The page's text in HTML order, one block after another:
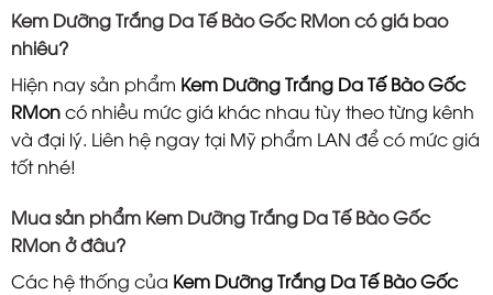
Kem Dưỡng Trắng Da Tế Bào Gốc RMon có giá bao
nhiêu?
Hiện nay sản phẩm Kem Dưỡng Trắng Da Tế Bào Gốc
RMoncó nhiều mức giá khác nhau tùy theo từng kênh
và đại lý. Liên hệ ngay tại Mỹ phẩm LAN để có mức giá
tốt nhé!
Mua sản phẩm Kem Dưỡng Trắng Da Tế Bào Gốc
RMon ở đâu?
Các hệ thống của Kem Dưỡng Trắng Da Tế Bào Gốc